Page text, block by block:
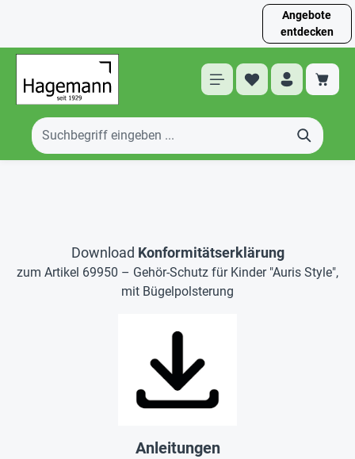
Angebote
entdecken
Download Konformitätserklärung
zum Artikel 69950 – Gehör-Schutz für Kinder "Auris Style",
mit Bügelpolsterung
Anleitungen